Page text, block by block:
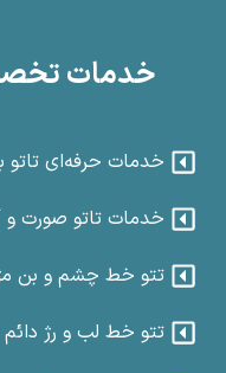
خدمات
خدمات حرفه‌ای تاتو
خدمات تاتو صورت و
تتو خط چشم و بن
تتو خط لب و رژ دائم